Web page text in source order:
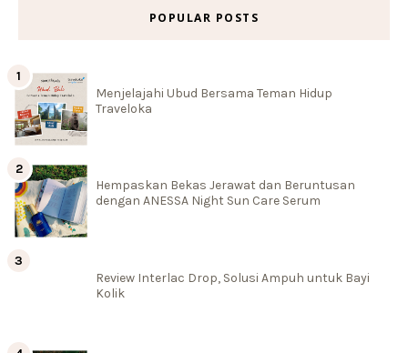
POPULAR POSTS
Menjelajahi Ubud Bersama Teman Hidup
Traveloka
Hempaskan Bekas Jerawat dan Beruntusan
dengan ANESSA Night Sun Care Serum
Review Interlac Drop, Solusi Ampuh untuk Bayi
Kolik